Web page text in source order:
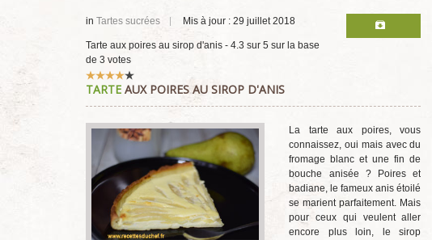
in Tartes sucrées Mis à jour : 29 juillet 2018
Tarte aux poires au sirop d'anis - 4.3 sur 5 sur la base
de 3 votes
Vote
utilisateur:4/5
TARTE AUX POIRES AU SIROP D'ANIS
La tarte aux poires, vous
connaissez, oui mais avec du
fromage blanc et une fin de
bouche anisée ? Poires et
badiane, le fameux anis étoilé
se marient parfaitement. Mais
pour ceux qui veulent aller
encore plus loin, le sirop